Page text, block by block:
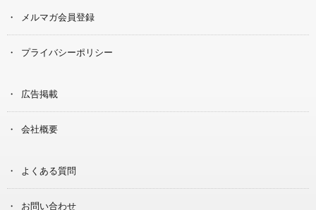
メルマガ会員登録
プライバシーポリシー
広告掲載
会社概要
よくある質問
お問い合わせ